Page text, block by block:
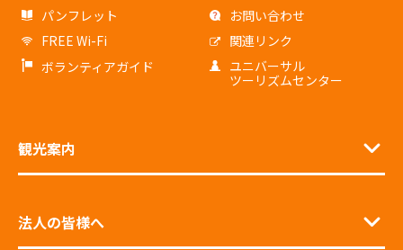
パンフレット
お問い合わせ
FREE Wi-Fi
関連リンク
ボランティアガイド
ユニバーサル
ツーリズムセンター
観光案内
法人の皆様へ